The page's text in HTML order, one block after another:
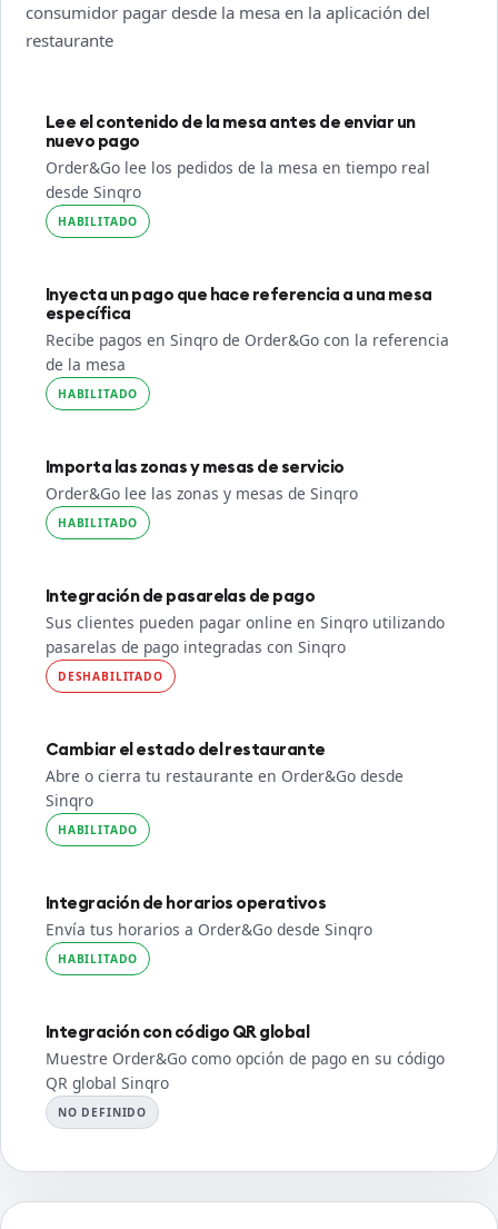
consumidor pagar desde la mesa en la aplicación del
restaurante
Lee el contenido de la mesa antes de enviar un
nuevo pago
Order&Go lee los pedidos de la mesa en tiempo real
desde Sinqro
HABILITADO
Inyecta un pago que hace referencia a una mesa
específica
Recibe pagos en Sinqro de Order&Go con la referencia
de la mesa
HABILITADO
Importa las zonas y mesas de servicio
Order&Go lee las zonas y mesas de Sinqro
HABILITADO
Integración de pasarelas de pago
Sus clientes pueden pagar online en Sinqro utilizando
pasarelas de pago integradas con Sinqro
DESHABILITADO
Cambiar el estado del restaurante
Abre o cierra tu restaurante en Order&Go desde
Sinqro
HABILITADO
Integración de horarios operativos
Envía tus horarios a Order&Go desde Sinqro
HABILITADO
Integración con código QR global
Muestre Order&Go como opción de pago en su código
QR global Sinqro
NO DEFINIDO